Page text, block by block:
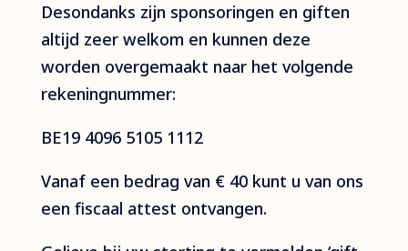
Desondanks zijn sponsoringen en giften
altijd zeer welkom en kunnen deze
worden overgemaakt naar het volgende
rekeningnummer:
BE19 4096 5105 1112
Vanaf een bedrag van € 40 kunt u van ons
een fiscaal attest ontvangen.